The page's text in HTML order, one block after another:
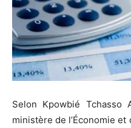
Selon Kpowbié Tchasso
ministère de l’Économie